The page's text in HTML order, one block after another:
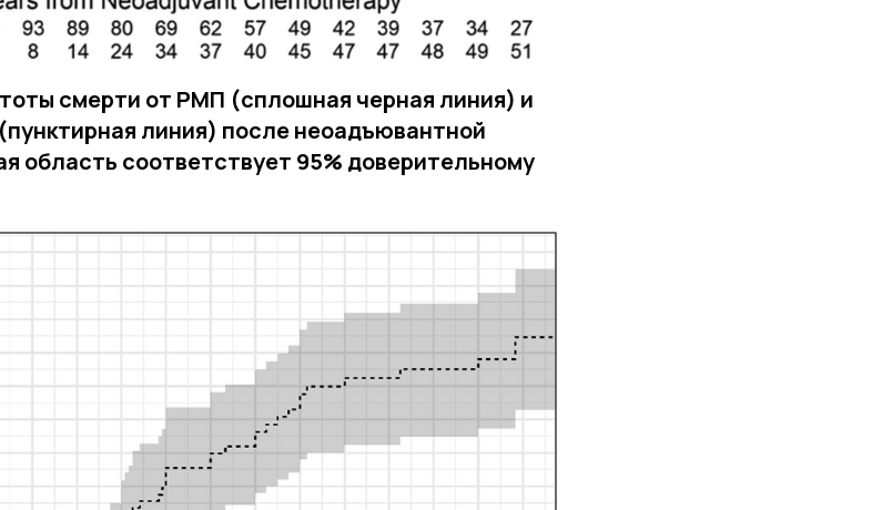
смерти от РМП (сплошная черная линия) и
линия) после неоадъювантной
область соответствует 95% доверительному